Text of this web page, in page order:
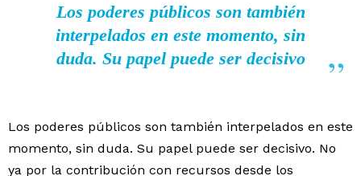
Los poderes públicos son también
interpelados en este momento, sin
duda. Su papel puede ser decisivo
Los poderes públicos son también interpelados en este
momento, sin duda. Su papel puede ser decisivo. No
ya por la contribución con recursos desde los